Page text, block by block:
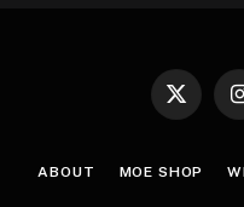
X
ABOUT MOE SHOP